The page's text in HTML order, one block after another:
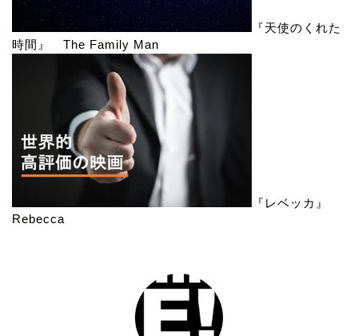
『天使のくれた
時間』 The Family Man
『レベッカ』
Rebecca